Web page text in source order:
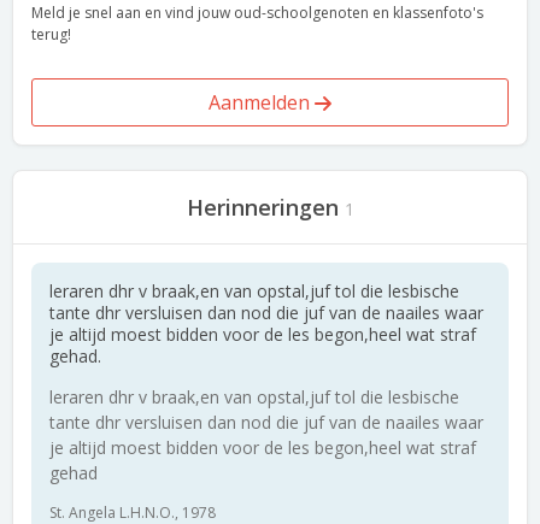
Meld je snel aan en vind jouw oud-schoolgenoten en klassenfoto's
terug!
Aanmelden
Herinneringen 1
leraren dhr v braak,en van opstal,juf tol die lesbische
tante dhr versluisen dan nod die juf van de naailes waar
je altijd moest bidden voor de les begon,heel wat straf
gehad.
leraren dhr v braak,en van opstal,juf tol die lesbische
tante dhr versluisen dan nod die juf van de naailes waar
je altijd moest bidden voor de les begon,heel wat straf
gehad
St. Angela L.H.N.O., 1978